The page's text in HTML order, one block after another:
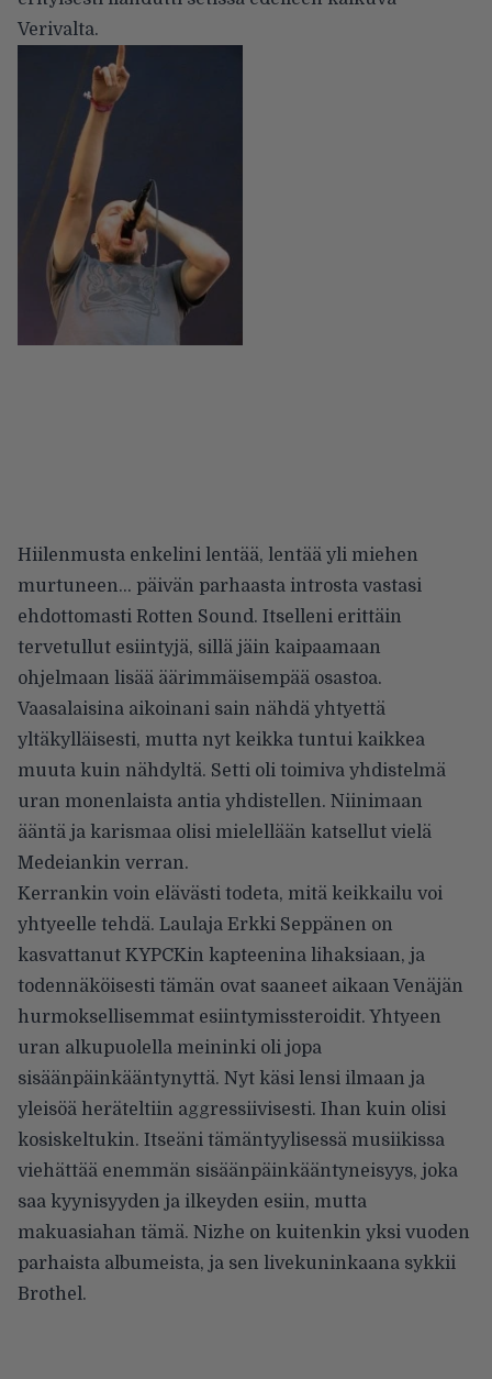
Verivalta.
Hiilenmusta enkelini lentää, lentää yli miehen
murtuneen… päivän parhaasta introsta vastasi
ehdottomasti Rotten Sound. Itselleni erittäin
tervetullut esiintyjä, sillä jäin kaipaamaan
ohjelmaan lisää äärimmäisempää osastoa.
Vaasalaisina aikoinani sain nähdä yhtyettä
yltäkylläisesti, mutta nyt keikka tuntui kaikkea
muuta kuin nähdyltä. Setti oli toimiva yhdistelmä
uran monenlaista antia yhdistellen. Niinimaan
ääntä ja karismaa olisi mielellään katsellut vielä
Medeiankin verran.
Kerrankin voin elävästi todeta, mitä keikkailu voi
yhtyeelle tehdä. Laulaja Erkki Seppänen on
kasvattanut KYPCKin kapteenina lihaksiaan, ja
todennäköisesti tämän ovat saaneet aikaan Venäjän
hurmoksellisemmat esiintymissteroidit. Yhtyeen
uran alkupuolella meininki oli jopa
sisäänpäinkääntynyttä. Nyt käsi lensi ilmaan ja
yleisöä heräteltiin aggressiivisesti. Ihan kuin olisi
kosiskeltukin. Itseäni tämäntyylisessä musiikissa
viehättää enemmän sisäänpäinkääntyneisyys, joka
saa kyynisyyden ja ilkeyden esiin, mutta
makuasiahan tämä. Nizhe on kuitenkin yksi vuoden
parhaista albumeista, ja sen livekuninkaana sykkii
Brothel.